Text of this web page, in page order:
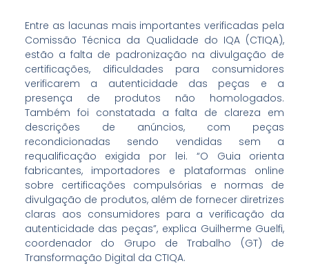
Entre as lacunas mais importantes verificadas pela
Comissão Técnica da Qualidade do IQA (CTIQA),
estão a falta de padronização na divulgação de
certificações, dificuldades para consumidores
verificarem a autenticidade das peças e a
presença de produtos não homologados.
Também foi constatada a falta de clareza em
descrições de anúncios, com peças
recondicionadas sendo vendidas sem a
requalificação exigida por lei. “O Guia orienta
fabricantes, importadores e plataformas online
sobre certificações compulsórias e normas de
divulgação de produtos, além de fornecer diretrizes
claras aos consumidores para a verificação da
autenticidade das peças”, explica Guilherme Guelfi,
coordenador do Grupo de Trabalho (GT) de
Transformação Digital da CTIQA.